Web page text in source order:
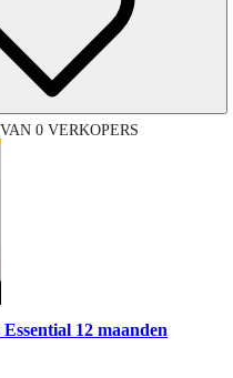
0 VERKOPERS
12 maanden